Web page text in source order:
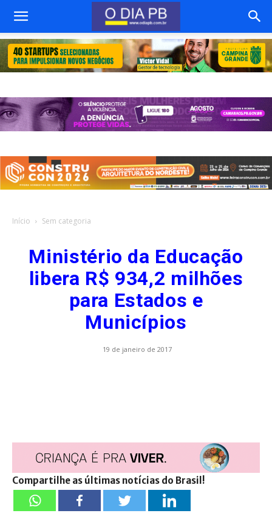
Início Sem categoria
Ministério da Educação
libera R$ 934,2 milhões
para Estados e
Municípios
19 de janeiro de 2017
Compartilhe as últimas notícias do Brasil!